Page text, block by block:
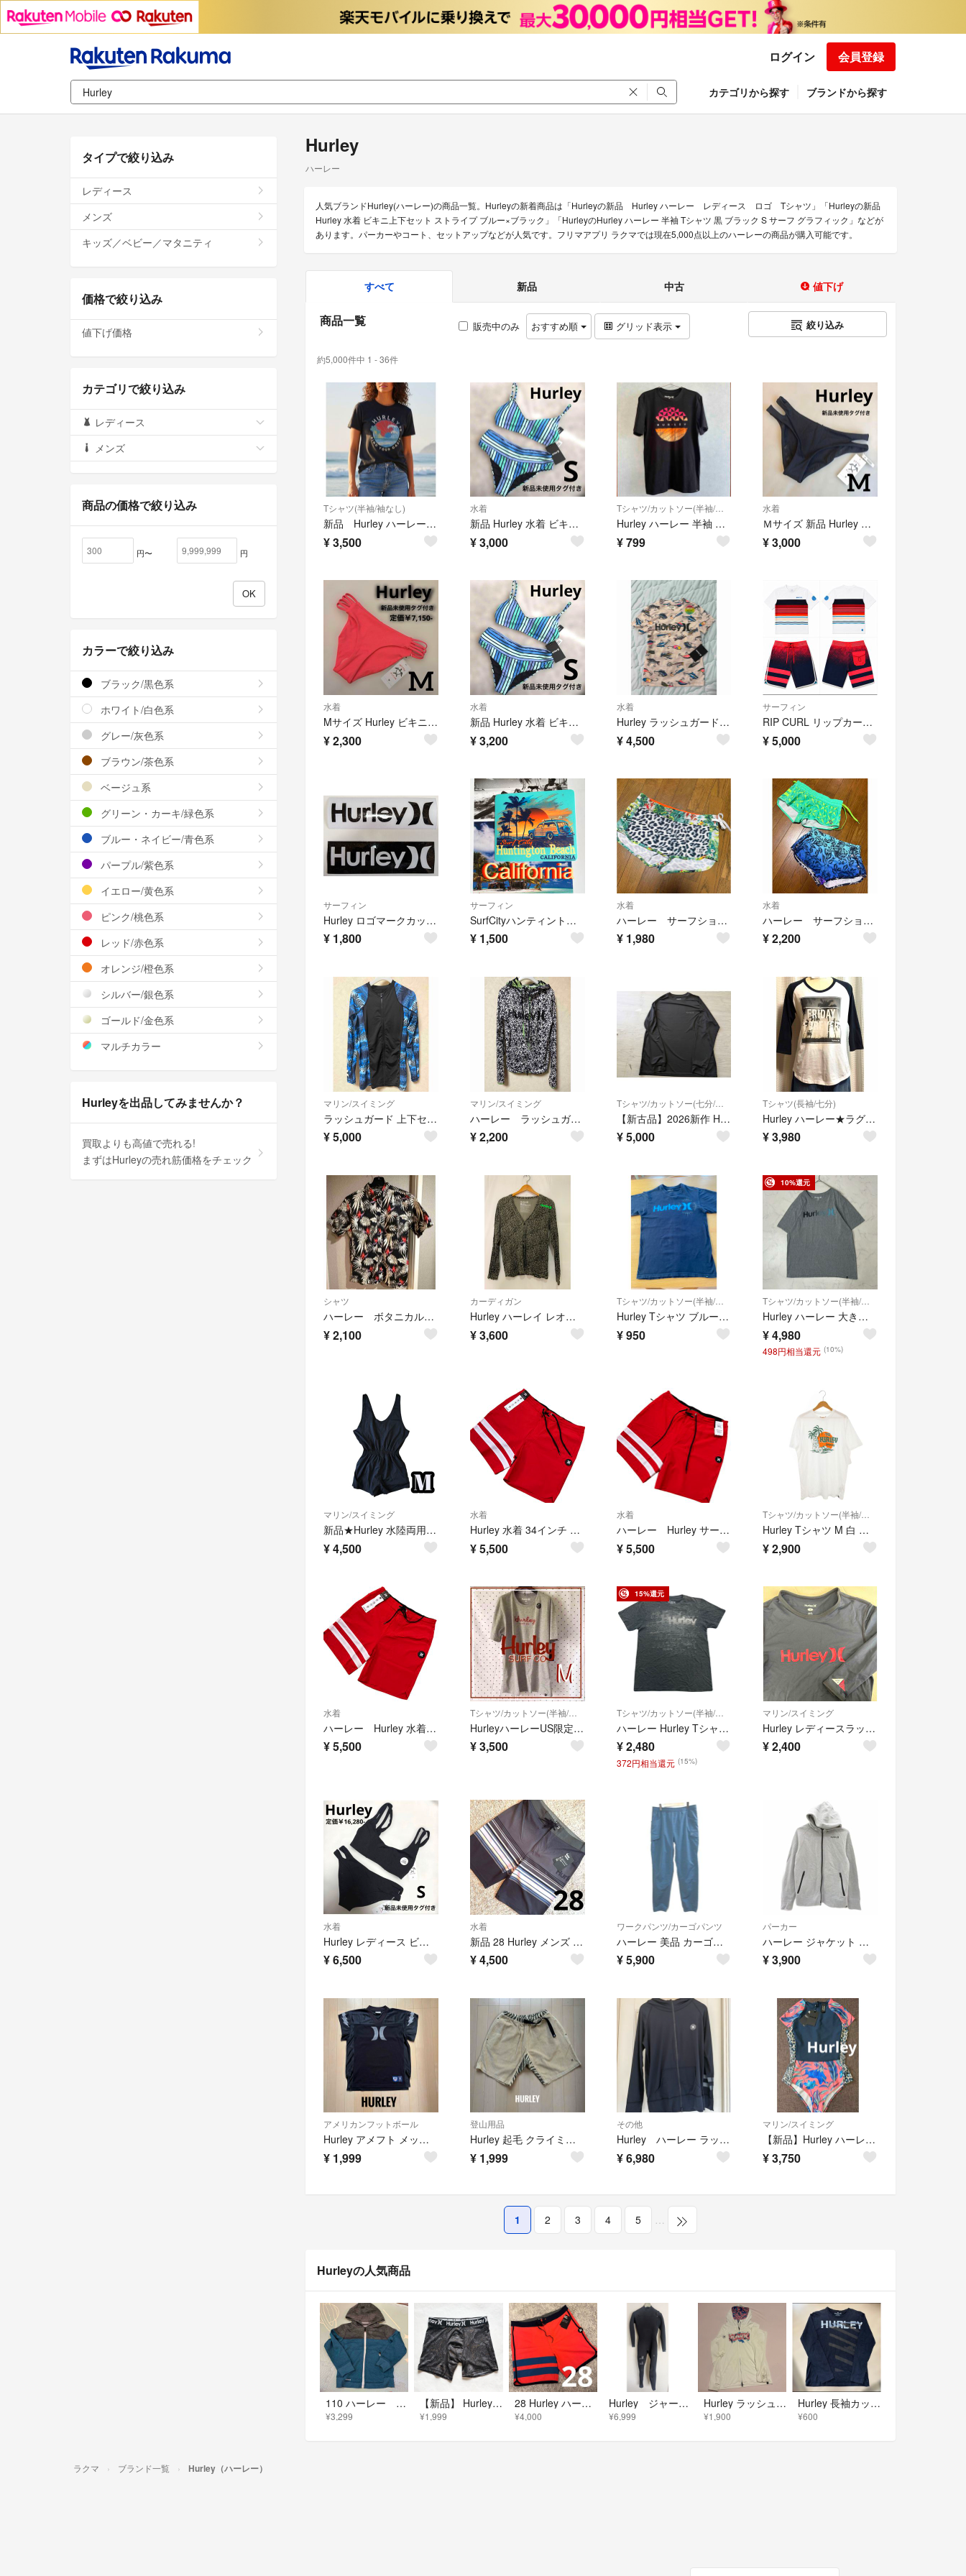
ログイン 会員登録
カテゴリから探す ブランドから探す
Hurley
ハーレー
人気ブランドHurley(ハーレー)の商品一覧。Hurleyの新着商品は「Hurleyの新品 Hurley ハーレー レディース ロゴ Tシャツ」「Hurleyの新品
Hurley 水着 ビキニ上下セット ストライプ ブルー×ブラック」「HurleyのHurley ハーレー 半袖 Tシャツ 黒 ブラック S サーフ グラフィック」などが
あります。パーカーやコート、セットアップなどが人気です。フリマアプリ ラクマでは現在5,000点以上のハーレーの商品が購入可能です。
すべて 新品 中古 値下げ
商品一覧 販売中のみ おすすめ順 グリッド表示 絞り込み
約5,000件中 1 - 36件
Tシャツ(半袖/袖なし)
新品 Hurley ハーレー レディース ロゴ Tシャツ
¥3,500
水着
新品 Hurley 水着 ビキニ上下セット ストライプ ブルー×ブラック
¥3,000
Tシャツ/カットソー(半袖/袖なし)
Hurley ハーレー 半袖 Tシャツ 黒 ブラック S サーフ グラフィック
¥799
水着
Ｍサイズ 新品 Hurley レディース ビキニ ボトムス ショーツ 黒
¥3,000
水着
Mサイズ Hurley ビキニ ボトムス ショーツ ピンク 新品未使用タグ付き
¥2,300
水着
新品 Hurley 水着 ビキニ上下セット ストライプ ブルー×ブラック
¥3,200
水着
Hurley ラッシュガード 新品タグ付き
¥4,500
サーフィン
RIP CURL リップカール ラッシュガード ボードショーツ 上下セット メンズ M サーフィン 海水浴
¥5,000
サーフィン
Hurley ロゴマークカッティングステッカーセット 人気商品
¥ 1,800
サーフィン
SurfCityハンティントンビーチUS限定激レアnewウッドヴァンステッカー
¥ 1,500
水着
ハーレー サーフショーツ レディース
¥ 1,980
水着
ハーレー サーフショーツ
¥2,200
マリン/スイミング
ラッシュガード 上下セット ハーレー
¥5,000
マリン/スイミング
ハーレー ラッシュガード レディースM
¥2,200
Tシャツ/カットソー(七分/長袖)
【新古品】2026新作 Hurley ハーレー ラッシュガード 長袖 ロンT L ブラック
¥5,000
Tシャツ(長袖/七分)
Hurley ハーレー★ラグランTシャツ 七分袖 パームツリープリント 綿100% モノトーン M
¥3,980
シャツ
ハーレー ボタニカル柄 アロハシャツ サイズM 黒
¥2,100
カーディガン
Hurley ハーレイ レオパード カーディガン サイズ: S メンズ トップス
¥3,600
Tシャツ/カットソー(半袖/袖なし)
Hurley Tシャツ ブルー メンズ
¥950
10%還元
Tシャツ/カットソー(半袖/袖なし)
Hurley ハーレー 大きいサイズ ロゴ プリント グラデーション 杢調 リブ クルーネック 半袖 Tシャツ US古着 XL
¥4,980
498円相当還元 (10%)
マリン/スイミング
新品★Hurley 水陸両用タンクロンパ (M)
¥4,500
水着
Hurley 水着 34インチ ビーチウエア ハーレー海パン メンズ水着 新品
¥5,500
水着
ハーレー Hurley サーフパンツ 海パン 水着 メンズ ボードショーツ 新品
¥5,500
Tシャツ/カットソー(半袖/袖なし)
Hurley Tシャツ M 白 ホワイト プリント ハワイアン ヤシの木
¥2,900
水着
ハーレー Hurley 水着 海パン サーフパンツ ボードショーツ 海パン28
¥5,500
Tシャツ/カットソー(半袖/袖なし)
HurleyハーレーUS限定サーフlogoNIKEドライフィットコラボTシャツM
¥3,500
15%還元
Tシャツ/カットソー(半袖/袖なし)
ハーレー Hurley Tシャツ 半袖 メンズ M ダークグレー 霜降り 総柄 ポリコットン ロゴプリント サーフ ストリート
¥2,480
372円相当還元 (15%)
マリン/スイミング
Hurley レディースラッシュガード
¥2,400
水着
Hurley レディース ビキニ 上下セット Sサイズ 黒 新品未使用タグ付き
¥6,500
水着
新品 28 Hurley メンズ ハーレー 水着 サーフパンツ 黒 ボーダー
¥4,500
ワークパンツ/カーゴパンツ
ハーレー 美品 カーゴジョガーパンツ スポーツウエア ロゴ ウエストゴム L
¥5,900
パーカー
ハーレー ジャケット パーカー ミドル丈 スウェット M ダブルジップ 裏起毛
¥3,900
アメリカンフットボール
Hurley アメフト メッシュ カットオフ シャツ
¥ 1,999
登山用品
Hurley 起毛 クライミング ショーツ サイズ S
¥ 1,999
その他
Hurley ハーレー ラッシュガード ジップパーカー UVパーカー ブラック 黒 長袖 メンズ フード ロゴ スポーツ 水着
¥6,980
マリン/スイミング
【新品】Hurley ハーレー サーフスーツ ワンピース 水着 ラッシュガード
¥3,750
1 2 3 4 5 …
Hurleyの人気商品
110 ハーレー Hurley緑パーカー ジャージ アウター ナイキ baiya
¥3,299
【新品】 Hurley ハーレー ボクサー サーフィン 水着 インナー パンツ
¥1,999
28 Hurley ハーレー ファントム 水着 Sサイズ メンズ 新品未使用
¥4,000
Hurley ジャージフル2mm MLサイズ ハーレー ウェットスーツサーフィン
¥6,999
Hurley ラッシュガード 長袖フード付き
¥1,900
Hurley 長袖カットソー ブラック M
¥600
タイプで絞り込み
レディース
メンズ
キッズ／ベビー／マタニティ
価格で絞り込み
値下げ価格
カテゴリで絞り込み
レディース
メンズ
商品の価格で絞り込み
円〜 円
カラーで絞り込み
ブラック/黒色系
ホワイト/白色系
グレー/灰色系
ブラウン/茶色系
ベージュ系
グリーン・カーキ/緑色系
ブルー・ネイビー/青色系
パープル/紫色系
イエロー/黄色系
ピンク/桃色系
レッド/赤色系
オレンジ/橙色系
シルバー/銀色系
ゴールド/金色系
マルチカラー
Hurleyを出品してみませんか？
買取よりも高値で売れる!
まずはHurleyの売れ筋価格をチェック
ラクマ ブランド一覧 Hurley（ハーレー）